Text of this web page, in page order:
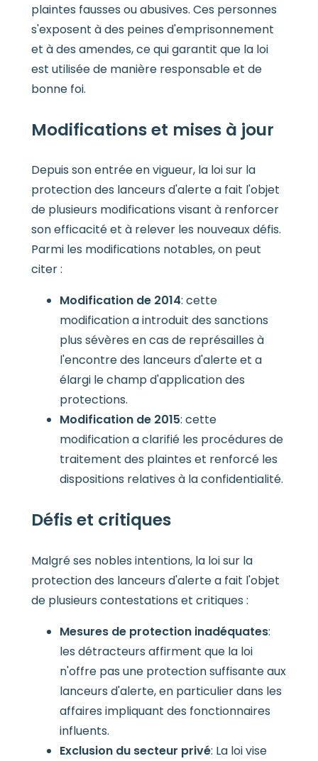
plaintes fausses ou abusives. Ces personnes
s'exposent à des peines d'emprisonnement
et à des amendes, ce qui garantit que la loi
est utilisée de manière responsable et de
bonne foi.
Modifications et mises à jour
Depuis son entrée en vigueur, la loi sur la
protection des lanceurs d'alerte a fait l'objet
de plusieurs modifications visant à renforcer
son efficacité et à relever les nouveaux défis.
Parmi les modifications notables, on peut
citer :
Modification de 2014: cette
modification a introduit des sanctions
plus sévères en cas de représailles à
l'encontre des lanceurs d'alerte et a
élargi le champ d'application des
protections.
Modification de 2015: cette
modification a clarifié les procédures de
traitement des plaintes et renforcé les
dispositions relatives à la confidentialité.
Défis et critiques
Malgré ses nobles intentions, la loi sur la
protection des lanceurs d'alerte a fait l'objet
de plusieurs contestations et critiques :
Mesures de protection inadéquates:
les détracteurs affirment que la loi
n'offre pas une protection suffisante aux
lanceurs d'alerte, en particulier dans les
affaires impliquant des fonctionnaires
influents.
Exclusion du secteur privé: La loi vise